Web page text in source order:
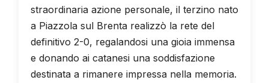
straordinaria azione personale, il terzino nato
a Piazzola sul Brenta realizzò la rete del
definitivo 2-0, regalandosi una gioia immensa
e donando ai catanesi una soddisfazione
destinata a rimanere impressa nella memoria.